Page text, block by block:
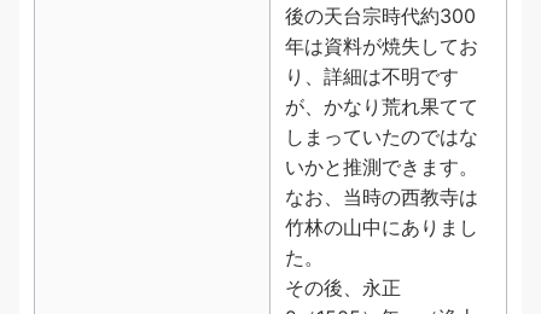
後の天台宗時代約300
年は資料が焼失してお
り、詳細は不明です
が、かなり荒れ果てて
しまっていたのではな
いかと推測できます。
なお、当時の西教寺は
竹林の山中にありまし
た。
その後、永正